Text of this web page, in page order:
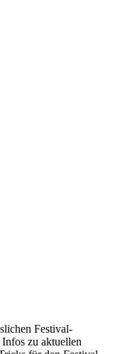
Festival-
zu aktuellen